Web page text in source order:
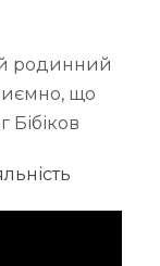
родинний
що
Бібіков